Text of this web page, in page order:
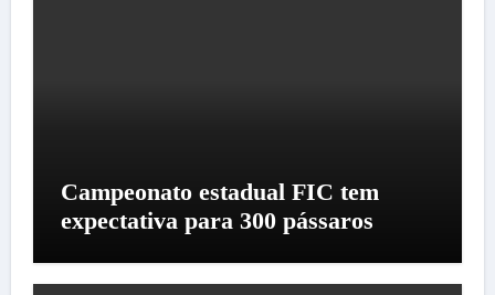
Campeonato estadual FIC tem
expectativa para 300 pássaros